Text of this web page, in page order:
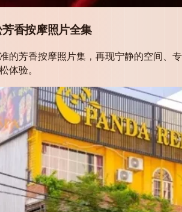
香按摩照片全集
的芳香按摩照片集，再现宁静的空间、专
体验。